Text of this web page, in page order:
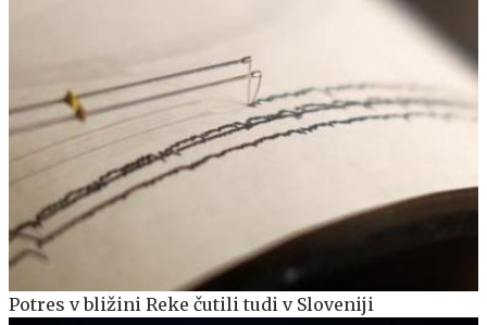
Potres v bližini Reke čutili tudi v Sloveniji